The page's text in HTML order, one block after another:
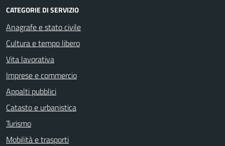
CATEGORIE DI SERVIZIO
Anagrafe e stato civile
Cultura e tempo libero
Vita lavorativa
Imprese e commercio
Appalti pubblici
Catasto e urbanistica
Turismo
Mobilità e trasporti